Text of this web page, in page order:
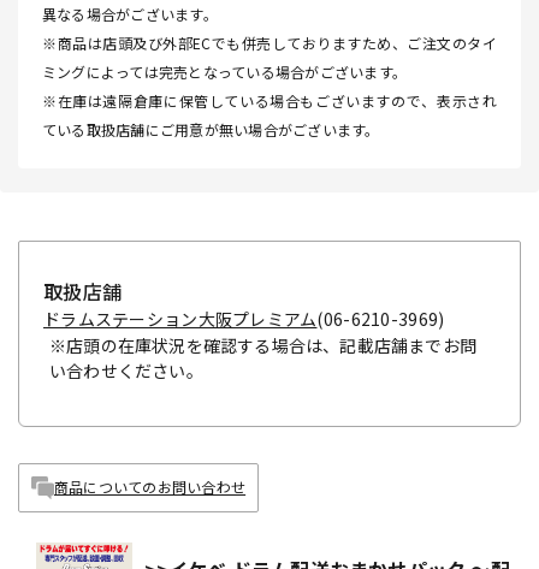
異なる場合がございます。
※商品は店頭及び外部ECでも併売しておりますため、ご注文のタイ
ミングによっては完売となっている場合がございます。
※在庫は遠隔倉庫に保管している場合もございますので、表示され
ている取扱店舗にご用意が無い場合がございます。
取扱店舗
ドラムステーション大阪プレミアム(06-6210-3969)
※店頭の在庫状況を確認する場合は、記載店舗までお問
い合わせください。
商品についてのお問い合わせ